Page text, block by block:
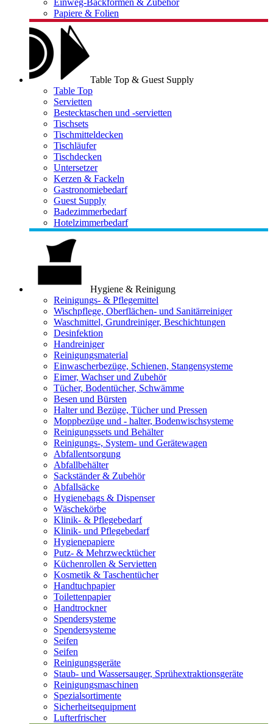
Einweg-Backformen & Zubehör
Papiere & Folien
Table Top & Guest Supply
Table Top
Servietten
Bestecktaschen und -servietten
Tischsets
Tischmitteldecken
Tischläufer
Tischdecken
Untersetzer
Kerzen & Fackeln
Gastronomiebedarf
Guest Supply
Badezimmerbedarf
Hotelzimmerbedarf
Hygiene & Reinigung
Reinigungs- & Pflegemittel
Wischpflege, Oberflächen- und Sanitärreiniger
Waschmittel, Grundreiniger, Beschichtungen
Desinfektion
Handreiniger
Reinigungsmaterial
Einwascherbezüge, Schienen, Stangensysteme
Eimer, Wachser und Zubehör
Tücher, Bodentücher, Schwämme
Besen und Bürsten
Halter und Bezüge, Tücher und Pressen
Moppbezüge und - halter, Bodenwischsysteme
Reinigungssets und Behälter
Reinigungs-, System- und Gerätewagen
Abfallentsorgung
Abfallbehälter
Sackständer & Zubehör
Abfallsäcke
Hygienebags & Dispenser
Wäschekörbe
Klinik- & Pflegebedarf
Klinik- und Pflegebedarf
Hygienepapiere
Putz- & Mehrzwecktücher
Küchenrollen & Servietten
Kosmetik & Taschentücher
Handtuchpapier
Toilettenpapier
Handtrockner
Spendersysteme
Spendersysteme
Seifen
Seifen
Reinigungsgeräte
Staub- und Wassersauger, Sprühextraktionsgeräte
Reinigungsmaschinen
Spezialsortimente
Sicherheitsequipment
Lufterfrischer